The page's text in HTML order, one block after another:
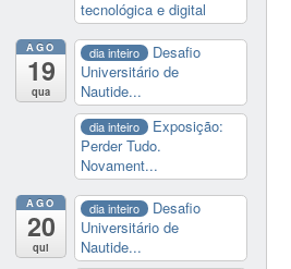
tecnológica e digital
AGO
19
qua
dia inteiro
Desafio
Universitário de
Nautide...
dia inteiro
Exposição:
Perder Tudo.
Novament...
AGO
20
qui
dia inteiro
Desafio
Universitário de
Nautide...